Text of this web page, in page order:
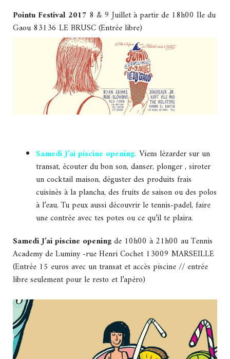
Pointu Festival 2017 8 & 9 Juillet à partir de 18h00 Ile du
Gaou 83136 LE BRUSC (Entrée libre)
Samedi J’ai piscine opening. Viens lézarder sur un
transat, écouter du bon son, danser, plonger , siroter
un cocktail maison, déguster des produits frais
cuisinés à la plancha, des fruits de saison ou des polos
à l’eau. Tu peux aussi découvrir le tennis-padel, faire
une contrée avec tes potes ou ce qu’il te plaira.
Samedi J’ai piscine openingde 10h00 à 21h00 au Tennis
Academy de Luminy -rue Henri Cochet 13009 MARSEILLE
(Entrée 15 euros avec un transat et accès piscine // entrée
libre seulement pour le resto et l’apéro)